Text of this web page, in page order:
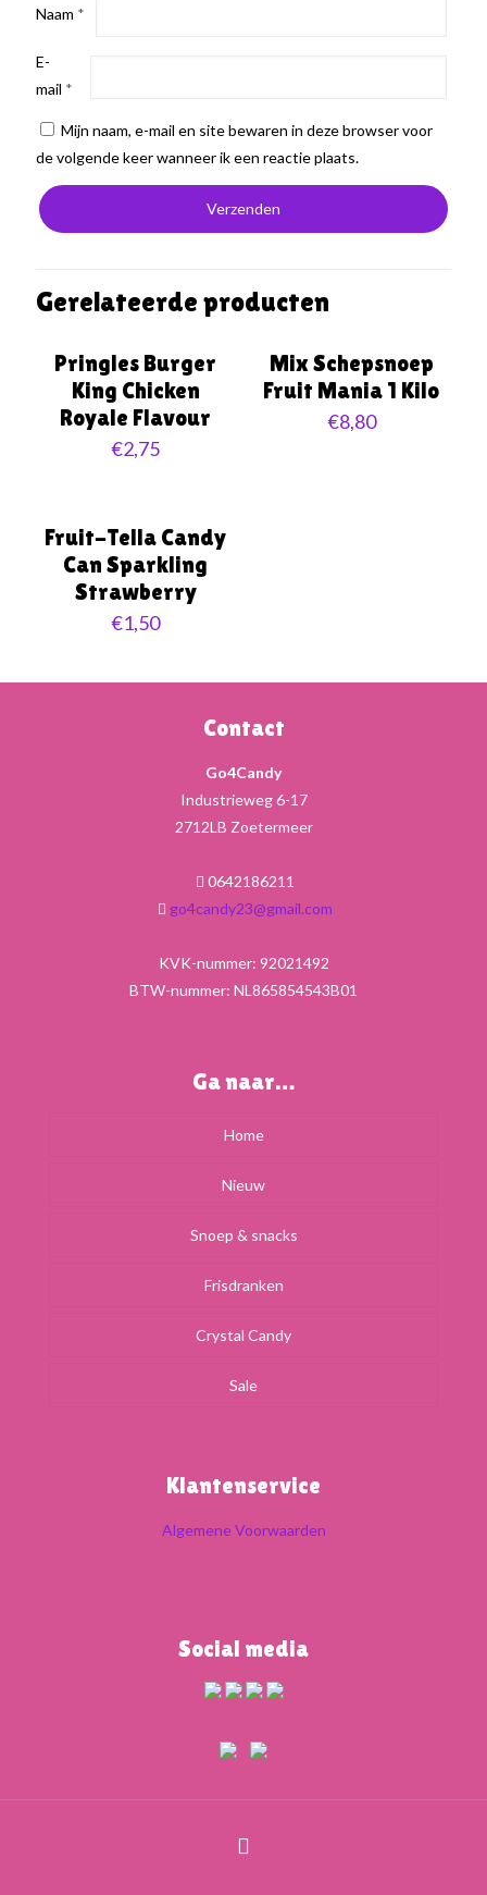
Naam *
E-
mail *
Mijn naam, e-mail en site bewaren in deze browser voor
de volgende keer wanneer ik een reactie plaats.
Gerelateerde producten
Pringles Burger
King Chicken
Royale Flavour
€2,75
Mix Schepsnoep
Fruit Mania 1 Kilo
€8,80
Fruit-Tella Candy
Can Sparkling
Strawberry
€1,50
Contact
Go4Candy
Industrieweg 6-17
2712LB Zoetermeer
0642186211
go4candy23@gmail.com
KVK-nummer: 92021492
BTW-nummer: NL865854543B01
Ga naar…
Home
Nieuw
Snoep & snacks
Frisdranken
Crystal Candy
Sale
Klantenservice
Algemene Voorwaarden
Social media